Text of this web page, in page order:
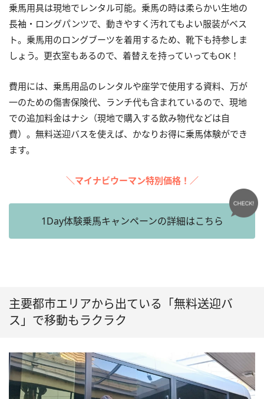
乗馬用具は現地でレンタル可能。乗馬の時は柔らかい生地の
長袖・ロングパンツで、動きやすく汚れてもよい服装がベス
ト。乗馬用のロングブーツを着用するため、靴下も持参しま
しょう。更衣室もあるので、着替えを持っていってもOK！
費用には、乗馬用品のレンタルや座学で使用する資料、万が
一のための傷害保険代、ランチ代も含まれているので、現地
での追加料金はナシ（現地で購入する飲み物代などは自
費）。無料送迎バスを使えば、かなりお得に乗馬体験ができ
ます。
＼マイナビウーマン特別価格！／
1Day体験乗馬キャンペーンの詳細はこちら
主要都市エリアから出ている「無料送迎バ
ス」で移動もラクラク